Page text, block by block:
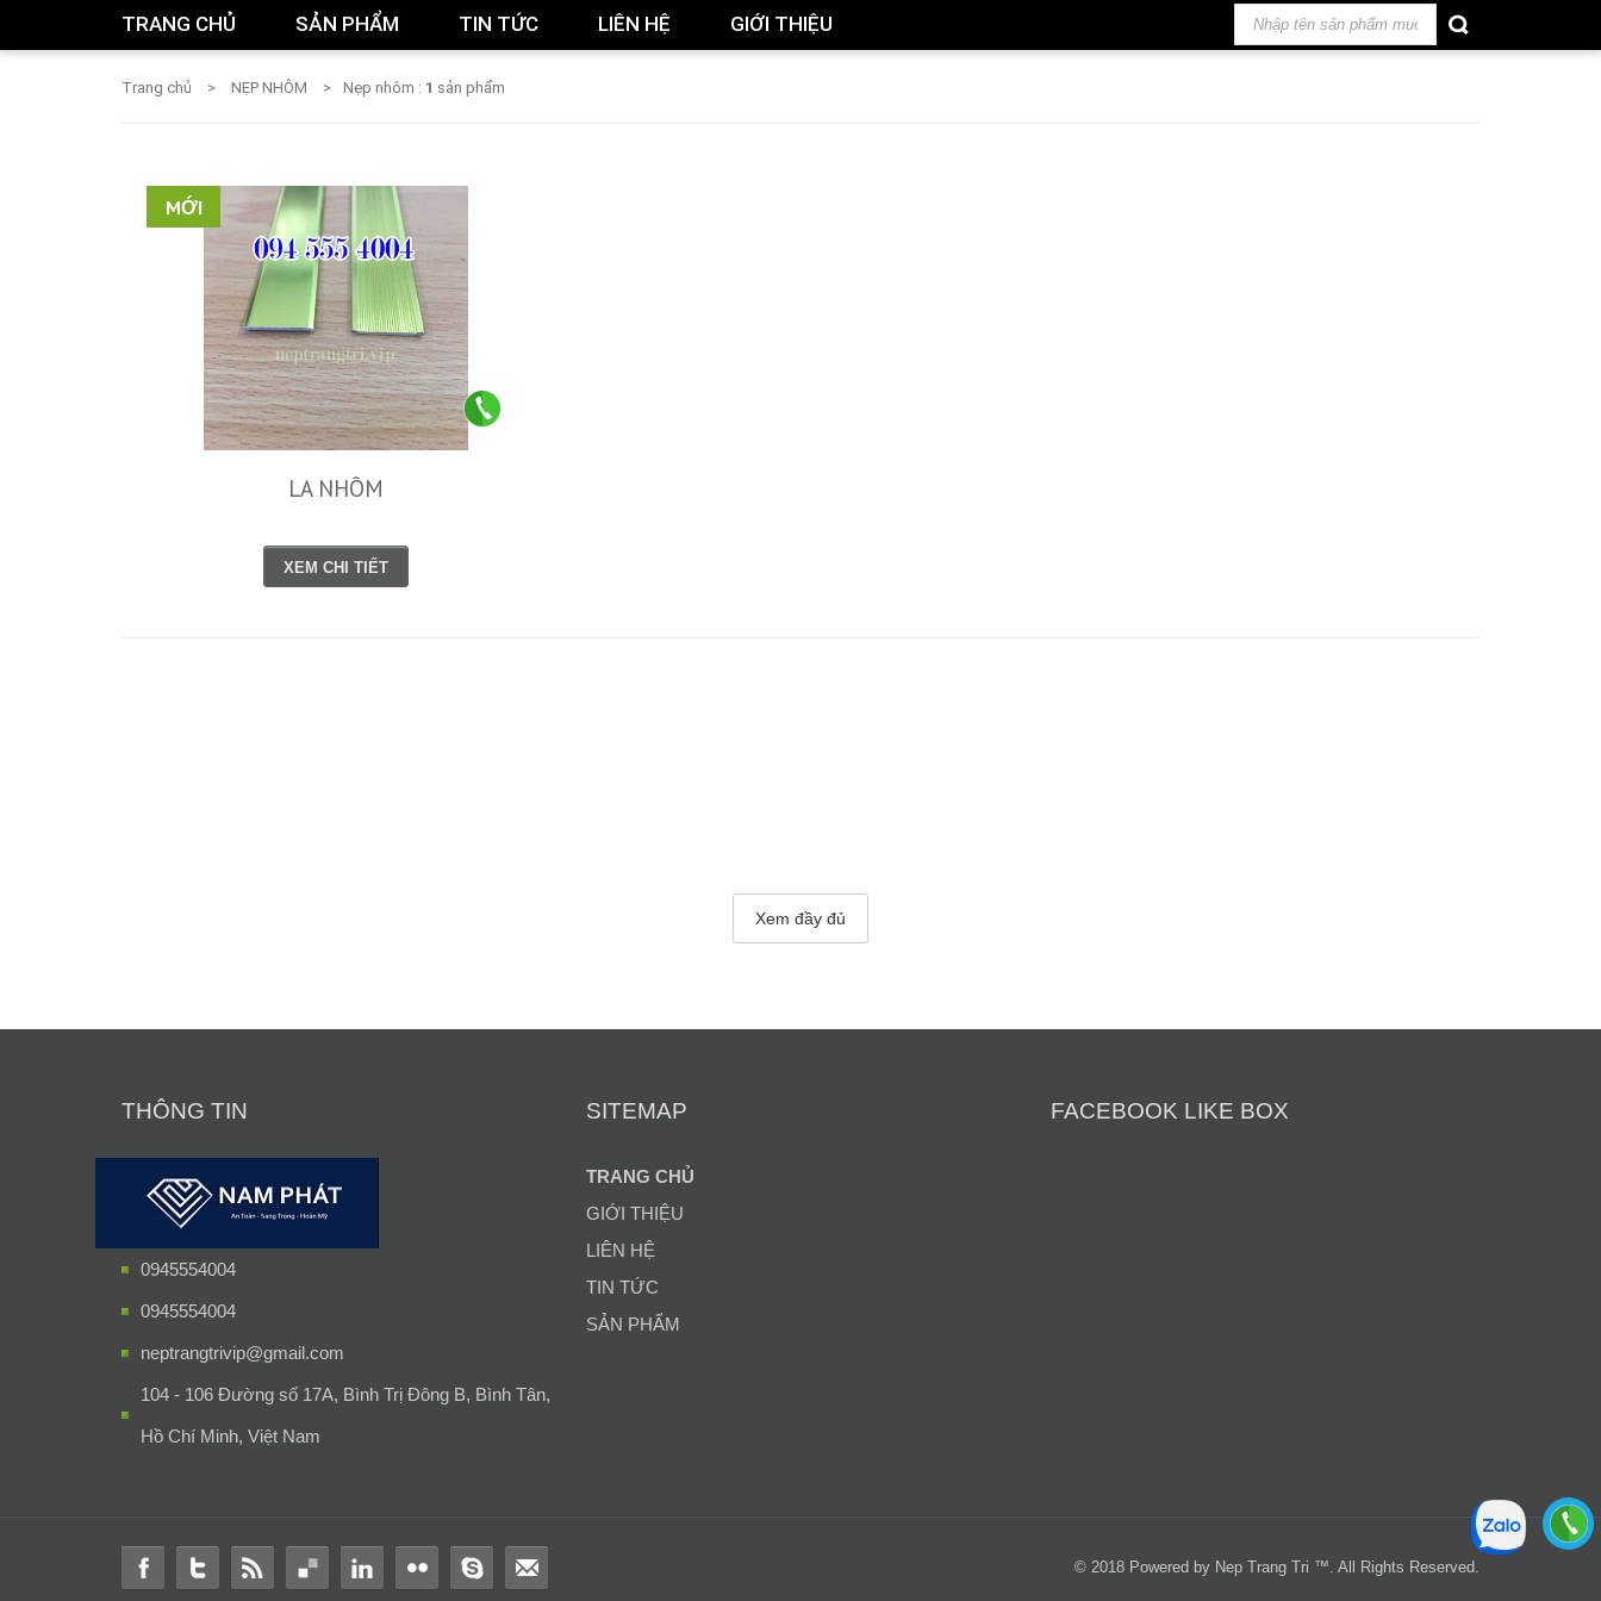
TRANG CHỦ SẢN PHẨM TIN TỨC LIÊN HỆ GIỚI THIỆU
Trang chủ NẸP NHÔM Nẹp nhôm : 1 sản phẩm
MỚI
LA NHÔM
XEM CHI TIẾT
Xem đầy đủ
THÔNG TIN
0945554004
0945554004
neptrangtrivip@gmail.com
104 - 106 Đường số 17A, Bình Trị Đông B, Bình Tân,
Hồ Chí Minh, Việt Nam
SITEMAP
TRANG CHỦ
GIỚI THIỆU
LIÊN HỆ
TIN TỨC
SẢN PHẨM
FACEBOOK LIKE BOX
© 2018 Powered by Nep Trang Tri ™. All Rights Reserved.